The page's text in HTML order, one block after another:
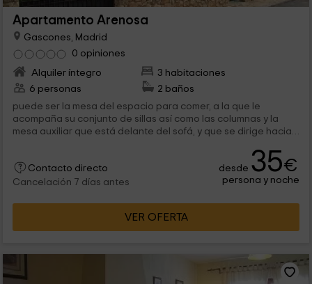
Apartamento Arenosa
Gascones, Madrid
0 opiniones
Alquiler íntegro
3 habitaciones
6 personas
2 baños
puede ser la mesa del espacio para comer, a la que le
acompaña su conjunto de sillas así como las columnas y la
mesa auxiliar que está delante del sofá, y que se dirige hacia
Contacto directo
Cancelación 7 días antes
desde 35€
persona y noche
VER OFERTA